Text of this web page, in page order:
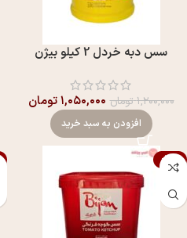
سس دبه خردل 2 کیلو بیژن
۱,۲۰۰,۰۰۰تومان ۱,۰۵۰,۰۰۰تومان
افزودن به سبد خرید
-12%